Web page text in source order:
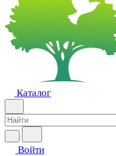
Каталог
Войти